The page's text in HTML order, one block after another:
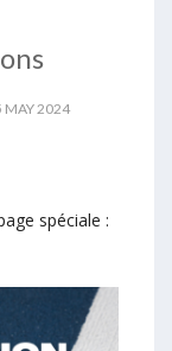
MAY 2024
spéciale :